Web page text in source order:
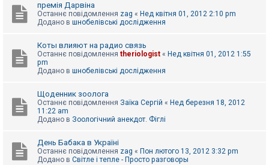
премія Дарвіна
Останнє повідомлення zag « Нед квітня 01, 2012 2:10 pm
Додано в шнобелівські дослідження
Коты влияют на радио связь
Останнє повідомлення theriologist « Нед квітня 01, 2012 1:55
pm
Додано в шнобелівські дослідження
Щоденник зоолога
Останнє повідомлення Заїка Сергій « Нед березня 18, 2012
11:22 am
Додано в Зоологічний анекдот. Фіглі
День Бабака в Україні
Останнє повідомлення zag « Пон лютого 13, 2012 3:32 pm
Додано в Світле і тепле - Просто разговоры